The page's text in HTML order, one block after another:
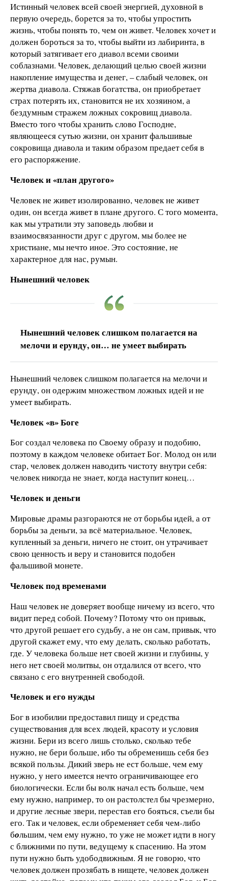
Истинный человек всей своей энергией, духовной в
первую очередь, борется за то, чтобы упростить
жизнь, чтобы понять то, чем он живет. Человек хочет и
должен бороться за то, чтобы выйти из лабиринта, в
который затягивает его диавол всеми своими
соблазнами. Человек, делающий целью своей жизни
накопление имущества и денег, – слабый человек, он
жертва диавола. Стяжав богатства, он приобретает
страх потерять их, становится не их хозяином, а
бездумным стражем ложных сокровищ диавола.
Вместо того чтобы хранить слово Господне,
являющееся сутью жизни, он хранит фальшивые
сокровища диавола и таким образом предает себя в
его распоряжение.
Человек и «план другого»
Человек не живет изолированно, человек не живет
один, он всегда живет в плане другого. С того момента,
как мы утратили эту заповедь любви и
взаимосвязанности друг с другом, мы более не
христиане, мы нечто иное. Это состояние, не
характерное для нас, румын.
Нынешний человек
Нынешний человек слишком полагается на
мелочи и ерунду, он… не умеет выбирать
Нынешний человек слишком полагается на мелочи и
ерунду, он одержим множеством ложных идей и не
умеет выбирать.
Человек «в» Боге
Бог создал человека по Своему образу и подобию,
поэтому в каждом человеке обитает Бог. Молод он или
стар, человек должен наводить чистоту внутри себя:
человек никогда не знает, когда наступит конец…
Человек и деньги
Мировые драмы разгораются не от борьбы идей, а от
борьбы за деньги, за всё материальное. Человек,
купленный за деньги, ничего не стоит, он утрачивает
свою ценность и веру и становится подобен
фальшивой монете.
Человек под временами
Наш человек не доверяет вообще ничему из всего, что
видит перед собой. Почему? Потому что он привык,
что другой решает его судьбу, а не он сам, привык, что
другой скажет ему, что ему делать, сколько работать,
где. У человека больше нет своей жизни и глубины, у
него нет своей молитвы, он отдалился от всего, что
связано с его внутренней свободой.
Человек и его нужды
Бог в изобилии предоставил пищу и средства
существования для всех людей, красоту и условия
жизни. Бери из всего лишь столько, сколько тебе
нужно, не бери больше, ибо ты обременишь себя без
всякой пользы. Дикий зверь не ест больше, чем ему
нужно, у него имеется нечто ограничивающее его
биологически. Если бы волк начал есть больше, чем
ему нужно, например, то он растолстел бы чрезмерно,
и другие лесные звери, перестав его бояться, съели бы
его. Так и человек, если обременяет себя чем-либо
большим, чем ему нужно, то уже не может идти в ногу
с ближними по пути, ведущему к спасению. На этом
пути нужно быть удободвижным. Я не говорю, что
человек должен прозябать в нищете, человек должен